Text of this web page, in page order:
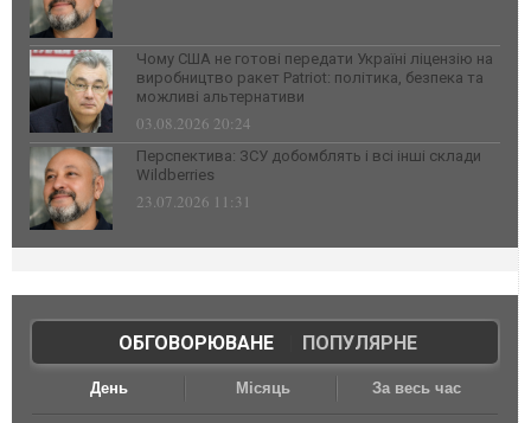
Чому США не готові передати Україні ліцензію на
виробництво ракет Patriot: політика, безпека та
можливі альтернативи
03.08.2026 20:24
Перспектива: ЗСУ добомблять і всі інші склади
Wildberries
23.07.2026 11:31
ОБГОВОРЮВАНЕ| ПОПУЛЯРНЕ
День Місяць За весь час